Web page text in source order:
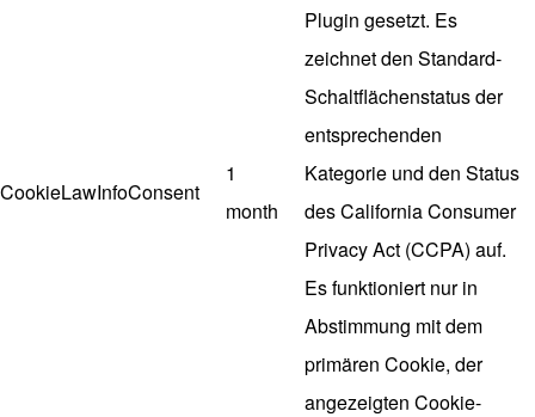
CookieLawInfoConsent
1
month
Plugin gesetzt. Es
zeichnet den Standard-
Schaltflächenstatus der
entsprechenden
Kategorie und den Status
des California Consumer
Privacy Act (CCPA) auf.
Es funktioniert nur in
Abstimmung mit dem
primären Cookie, der
angezeigten Cookie-